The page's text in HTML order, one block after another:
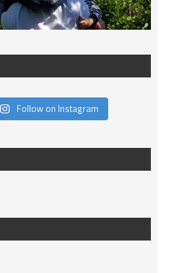
Follow on Instagram